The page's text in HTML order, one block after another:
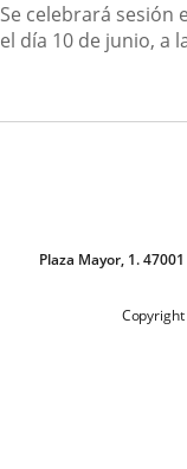
Se celebrará sesión
el día 10 de junio, a
Plaza Mayor, 1.